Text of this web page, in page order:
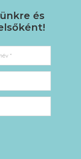
és
*